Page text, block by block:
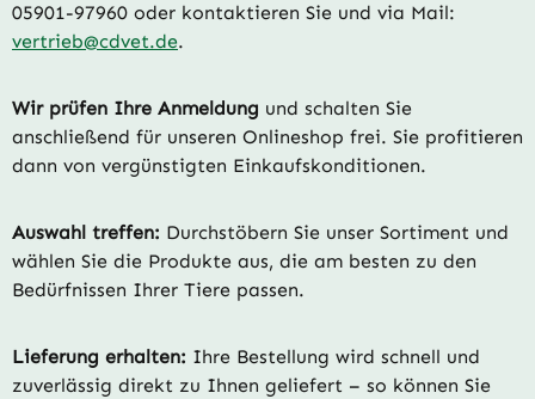
05901-97960 oder kontaktieren Sie und via Mail:
vertrieb@cdvet.de.
Wir prüfen Ihre Anmeldung und schalten Sie
anschließend für unseren Onlineshop frei. Sie profitieren
dann von vergünstigten Einkaufskonditionen.
Auswahl treffen: Durchstöbern Sie unser Sortiment und
wählen Sie die Produkte aus, die am besten zu den
Bedürfnissen Ihrer Tiere passen.
Lieferung erhalten: Ihre Bestellung wird schnell und
zuverlässig direkt zu Ihnen geliefert – so können Sie